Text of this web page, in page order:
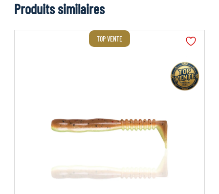
Produits similaires
TOP VENTE